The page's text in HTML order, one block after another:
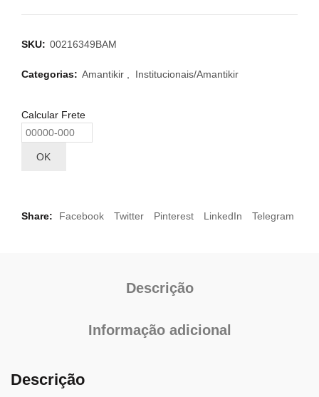
SKU: 00216349BAM
Categorias: Amantikir Institucionais/Amantikir
Calcular Frete
OK
Share Facebook Twitter Pinterest LinkedIn Telegram
Descrição
Informação adicional
Descrição